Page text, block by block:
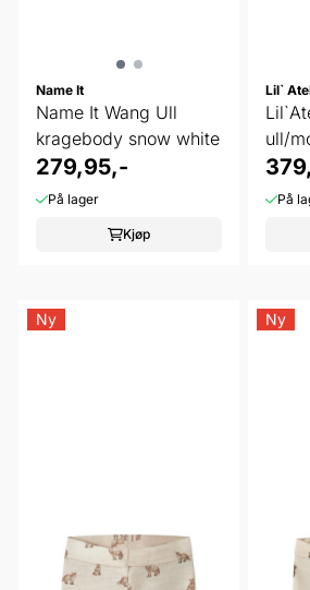
Name It
Name It Wang Ull
kragebody snow white
279,95,-
På lager
Kjøp
Lil`
ull/
På
Ny Ny